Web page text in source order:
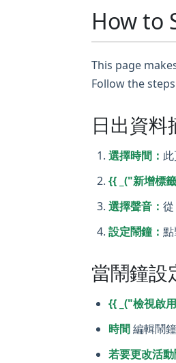
How to
This page
Follow the
日出資料
選擇時間：
{{ _("新增標
選擇聲音：
設定鬧鐘：
當鬧鐘設
{{ _("檢視啟
時間編輯鬧鐘
若要更改活